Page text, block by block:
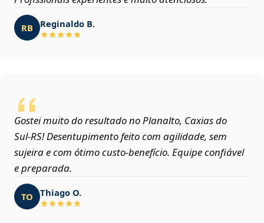
RB Reginaldo B.
Gostei muito do resultado no Planalto, Caxias do
Sul‑RS! Desentupimento feito com agilidade, sem
sujeira e com ótimo custo-benefício. Equipe confiável
e preparada.
TO Thiago O.